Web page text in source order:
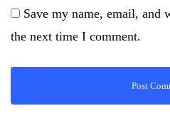
Save my name, email, and
the next time I comment.